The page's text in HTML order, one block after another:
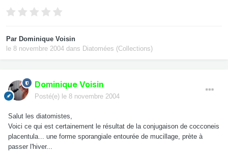
Par Dominique Voisin
le 8 novembre 2004 dans Diatomées (Collections)
Dominique Voisin
Posté(e) le 8 novembre 2004
Salut les diatomistes,
Voici ce qui est certainement le résultat de la conjugaison de cocconeis
placentula... une forme sporangiale entourée de mucillage, prète à
passer l'hiver...